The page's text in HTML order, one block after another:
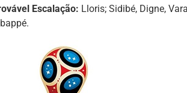
Escalação: Lloris; Sidibé, Digne,